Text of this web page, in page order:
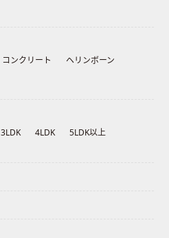
コンクリート
ヘリンボーン
3LDK 4LDK 5LDK以上